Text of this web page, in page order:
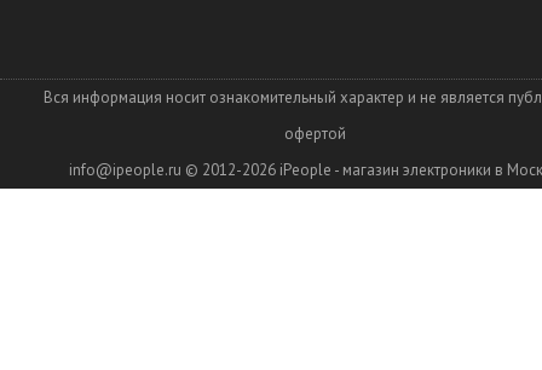
Вся информация носит ознакомительный характер и не является
офертой
info@ipeople.ru © 2012-2026 iPeople - магазин электроники в